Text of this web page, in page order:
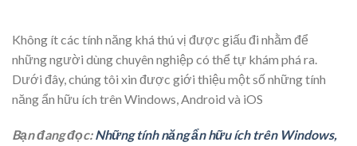
Không ít các tính năng khá thú vị được giấu đi nhằm để
những người dùng chuyên nghiệp có thể tự khám phá ra.
Dưới đây, chúng tôi xin được giới thiệu một số những tính
năng ẩn hữu ích trên Windows, Android và iOS
Bạn đang đọc:Những tính năng ẩn hữu ích trên Windows,